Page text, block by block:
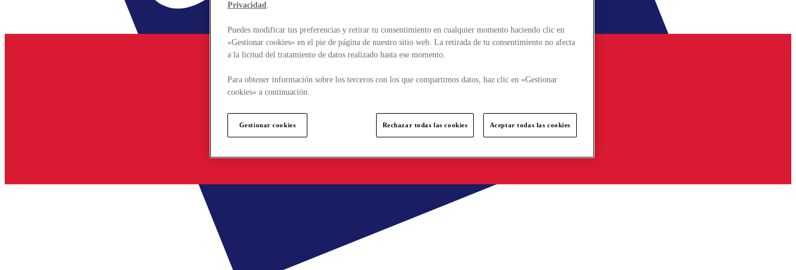
Privacidad.
Puedes modificar tus preferencias y retirar tu consentimiento en cualquier momento haciendo clic en
«Gestionar cookies» en el pie de página de nuestro sitio web. La retirada de tu consentimiento no afecta
a la licitud del tratamiento de datos realizado hasta ese momento.
Para obtener información sobre los terceros con los que compartimos datos, haz clic en «Gestionar
cookies» a continuación.
Gestionar cookies Rechazar todas las cookies Aceptar todas las cookies